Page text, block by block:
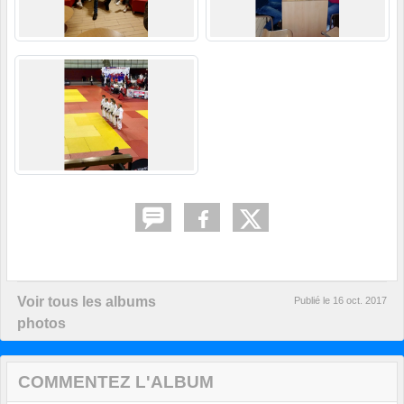
Voir tous les albums
photos
Publié le 16 oct. 2017
COMMENTEZ L'ALBUM